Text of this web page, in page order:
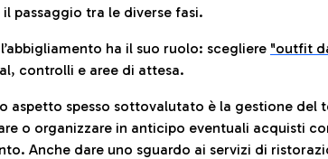
passaggio tra le diverse fasi.
ha il suo ruolo: scegliere "outfit
controlli e aree di attesa.
aspetto spesso sottovalutato è la gestione del
o organizzare in anticipo eventuali acquisti
Anche dare uno sguardo ai servizi di